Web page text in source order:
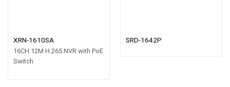
XRN-1610SA
16CH 12M H.265 NVR with PoE
Switch
SRD-1642P